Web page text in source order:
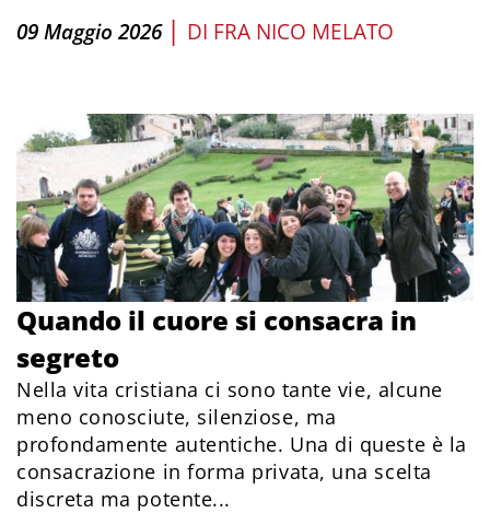
09 Maggio 2026 | DI FRA NICO MELATO
Quando il cuore si consacra in
segreto
Nella vita cristiana ci sono tante vie, alcune
meno conosciute, silenziose, ma
profondamente autentiche. Una di queste è la
consacrazione in forma privata, una scelta
discreta ma potente...